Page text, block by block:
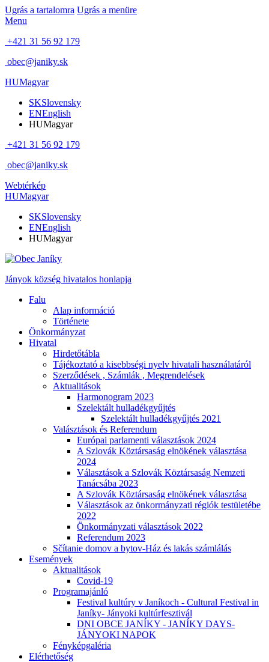
Ugrás a tartalomra Ugrás a menüre
Menu
+421 31 56 92 179
obec@janiky.sk
HUMagyar
SKSlovensky
ENEnglish
HUMagyar
+421 31 56 92 179
obec@janiky.sk
Webtérkép
HUMagyar
SKSlovensky
ENEnglish
HUMagyar
Jányok község hivatalos honlapja
Falu
Alap információ
Története
Önkormányzat
Hivatal
Hirdetőtábla
Tájékoztató a kisebbségi nyelv hivatali használatáról
Szerződések , Számlák , Megrendelések
Aktualitások
Harmonogram 2023
Szelektált hulladékgyűjtés
Szelektált hulladékgyűjtés 2021
Valásztások és Referendum
Európai parlamenti választások 2024
A Szlovák Köztársaság elnökének választása
2024
Választások a Szlovák Köztársaság Nemzeti
Tanácsába 2023
A Szlovák Köztársaság elnökének választása
Választások az önkormányzati régiók testületébe
2022
Önkormányzati választások 2022
Referendum 2023
Sčítanie domov a bytov-Ház és lakás számlálás
Események
Aktualitások
Covid-19
Programajánló
Festival kultúry v Janíkoch - Cultural Festival in
Janíky- Jányoki kultúrfesztivál
DNI OBCE JANÍKY - JANÍKY DAYS-
JÁNYOKI NAPOK
Fényképgaléria
Elérhetőség